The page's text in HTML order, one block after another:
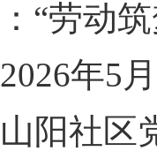
“劳动
年5
阳社区